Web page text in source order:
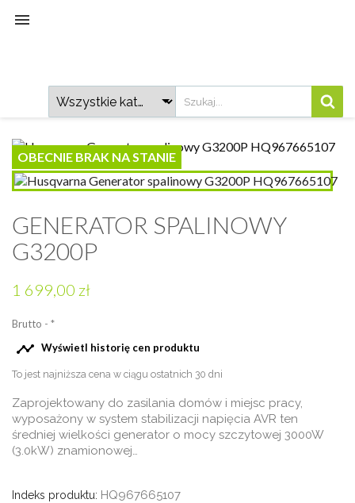

OBECNIE BRAK NA STANIE
GENERATOR SPALINOWY
G3200P
1 699,00 zł
Brutto *
 Wyświetl historię cen produktu
To jest najniższa cena w ciągu ostatnich 30 dni
Zaprojektowany do zasilania domów i miejsc pracy,
wyposażony w system stabilizacji napięcia AVR ten
średniej wielkości generator o mocy szczytowej 3000W
(3.0kW) znamionowej…
Indeks produktu: HQ967665107